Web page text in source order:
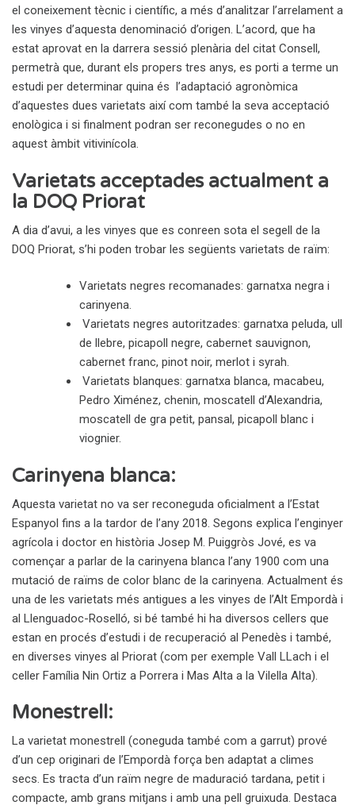
el coneixement tècnic i científic, a més d’analitzar l’arrelament a
les vinyes d’aquesta denominació d’origen. L’acord, que ha
estat aprovat en la darrera sessió plenària del citat Consell,
permetrà que, durant els propers tres anys, es porti a terme un
estudi per determinar quina és l’adaptació agronòmica
d’aquestes dues varietats així com també la seva acceptació
enològica i si finalment podran ser reconegudes o no en
aquest àmbit vitivinícola.
Varietats acceptades actualment a
la DOQ Priorat
A dia d’avui, a les vinyes que es conreen sota el segell de la
DOQ Priorat, s’hi poden trobar les següents varietats de raïm:
Varietats negres recomanades: garnatxa negra i
carinyena.
Varietats negres autoritzades: garnatxa peluda, ull
de llebre, picapoll negre, cabernet sauvignon,
cabernet franc, pinot noir, merlot i syrah.
Varietats blanques: garnatxa blanca, macabeu,
Pedro Ximénez, chenin, moscatell d’Alexandria,
moscatell de gra petit, pansal, picapoll blanc i
viognier.
Carinyena blanca:
Aquesta varietat no va ser reconeguda oficialment a l’Estat
Espanyol fins a la tardor de l’any 2018. Segons explica l’enginyer
agrícola i doctor en història Josep M. Puiggròs Jové, es va
començar a parlar de la carinyena blanca l’any 1900 com una
mutació de raïms de color blanc de la carinyena. Actualment és
una de les varietats més antigues a les vinyes de l’Alt Empordà i
al Llenguadoc-Roselló, si bé també hi ha diversos cellers que
estan en procés d’estudi i de recuperació al Penedès i també,
en diverses vinyes al Priorat (com per exemple Vall LLach i el
celler Família Nin Ortiz a Porrera i Mas Alta a la Vilella Alta).
Monestrell:
La varietat monestrell (coneguda també com a garrut) prové
d’un cep originari de l’Empordà força ben adaptat a climes
secs. Es tracta d’un raïm negre de maduració tardana, petit i
compacte, amb grans mitjans i amb una pell gruixuda. Destaca